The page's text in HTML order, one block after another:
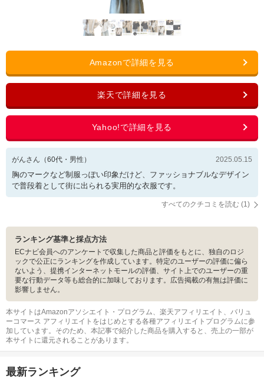
がんさん （60代・ 男性 ） 2025.05.15
胸のマークなど制服っぽい印象だけど、ファッショナブルなデザイン
で普段着として街に出られる実用的な衣服です。
すべてのクチコミを読む (1)
ランキング基準と採点方法
ECナビ会員へのアンケートで収集した商品と評価をもとに、独自のロジ
ックで公正にランキングを作成しています。特定のユーザーの評価に偏ら
ないよう、提携インターネットモールの評価、サイト上でのユーザーの重
要な行動データ等も総合的に加味しております。広告掲載の有無は評価に
影響しません。
本サイトはAmazonアソシエイト・プログラム、楽天アフィリエイト、バリュ
ーコマース アフィリエイトをはじめとする各種アフィリエイトプログラムに参
加しています。そのため、本記事で紹介した商品を購入すると、売上の一部が
本サイトに還元されることがあります。
最新ランキング